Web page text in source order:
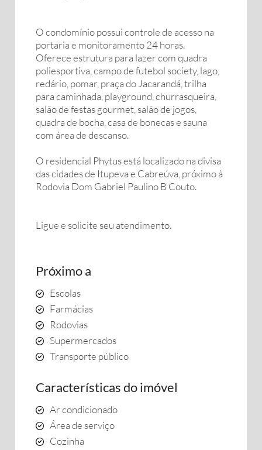
O condomínio possui controle de acesso na
portaria e monitoramento 24 horas.
Oferece estrutura para lazer com quadra
poliesportiva, campo de futebol society, lago,
redário, pomar, praça do Jacarandá, trilha
para caminhada, playground, churrasqueira,
salão de festas gourmet, salão de jogos,
quadra de bocha, casa de bonecas e sauna
com área de descanso.
O residencial Phytus está localizado na divisa
das cidades de Itupeva e Cabreúva, próximo à
Rodovia Dom Gabriel Paulino B Couto.
Ligue e solicite seu atendimento.
Próximo a
Escolas
Farmácias
Rodovias
Supermercados
Transporte público
Características do imóvel
Ar condicionado
Área de serviço
Cozinha